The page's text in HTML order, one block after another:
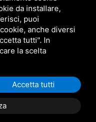
da installare,
puoi
anche diversi
tutti". In
la scelta
Accetta tutti